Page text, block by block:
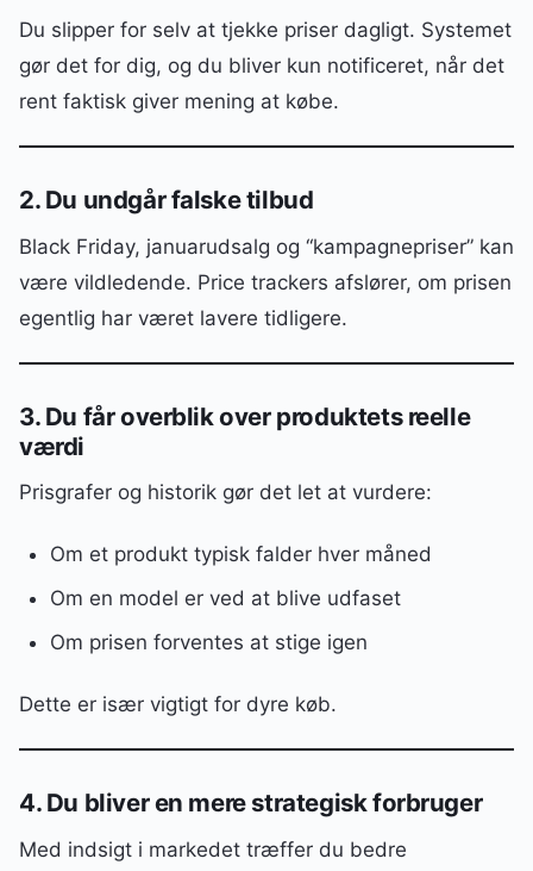
Du slipper for selv at tjekke priser dagligt. Systemet
gør det for dig, og du bliver kun notificeret, når det
rent faktisk giver mening at købe.
2. Du undgår falske tilbud
Black Friday, januarudsalg og “kampagnepriser” kan
være vildledende. Price trackers afslører, om prisen
egentlig har været lavere tidligere.
3. Du får overblik over produktets reelle
værdi
Prisgrafer og historik gør det let at vurdere:
Om et produkt typisk falder hver måned
Om en model er ved at blive udfaset
Om prisen forventes at stige igen
Dette er især vigtigt for dyre køb.
4. Du bliver en mere strategisk forbruger
Med indsigt i markedet træffer du bedre